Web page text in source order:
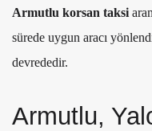
Armutlu korsan taksi
sürede uygun aracı
devrededir.
Armutlu,